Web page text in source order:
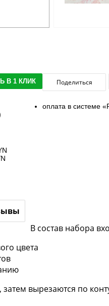
В 1 КЛИК Поделиться
оплата в системе
В состав набора
цвета
вырезаются по